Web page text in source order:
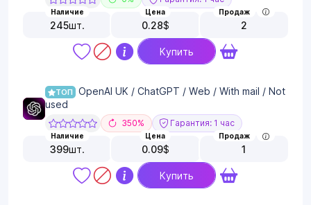
Наличие
245шт.
Цена
0.28$
Продаж
2
Купить
ТОП
OpenAl UK / ChatGPT / Web / With mail / Not
used
350% Гарантия: 1 час
Наличие
399шт.
Цена
0.09$
Продаж
1
Купить